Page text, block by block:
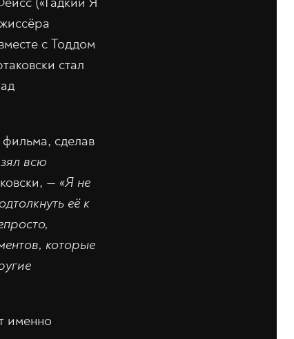
с Тоддом
стал
сделав
всю
— «Я не
её к
которые
именно